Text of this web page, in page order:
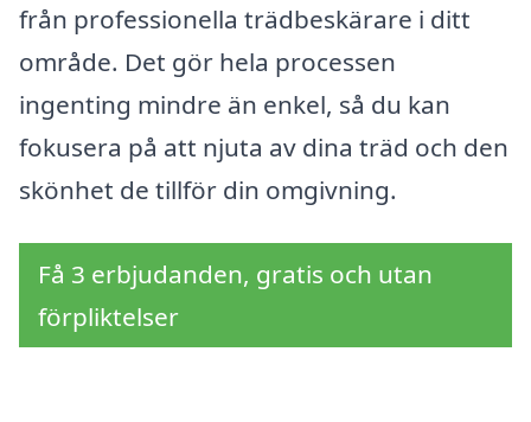
från professionella trädbeskärare i ditt
område. Det gör hela processen
ingenting mindre än enkel, så du kan
fokusera på att njuta av dina träd och den
skönhet de tillför din omgivning.
Få 3 erbjudanden, gratis och utan
förpliktelser